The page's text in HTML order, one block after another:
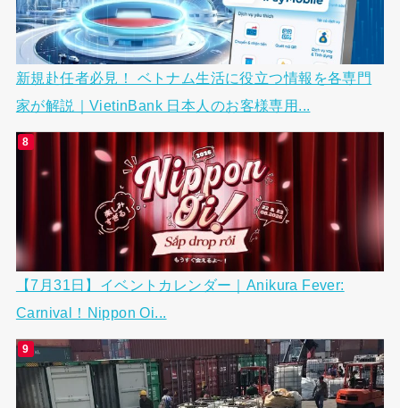
新規赴任者必見！ ベトナム生活に役立つ情報を各専門
家が解説｜VietinBank 日本人のお客様専用...
【7月31日】イベントカレンダー｜Anikura Fever:
Carnival！Nippon Oi...